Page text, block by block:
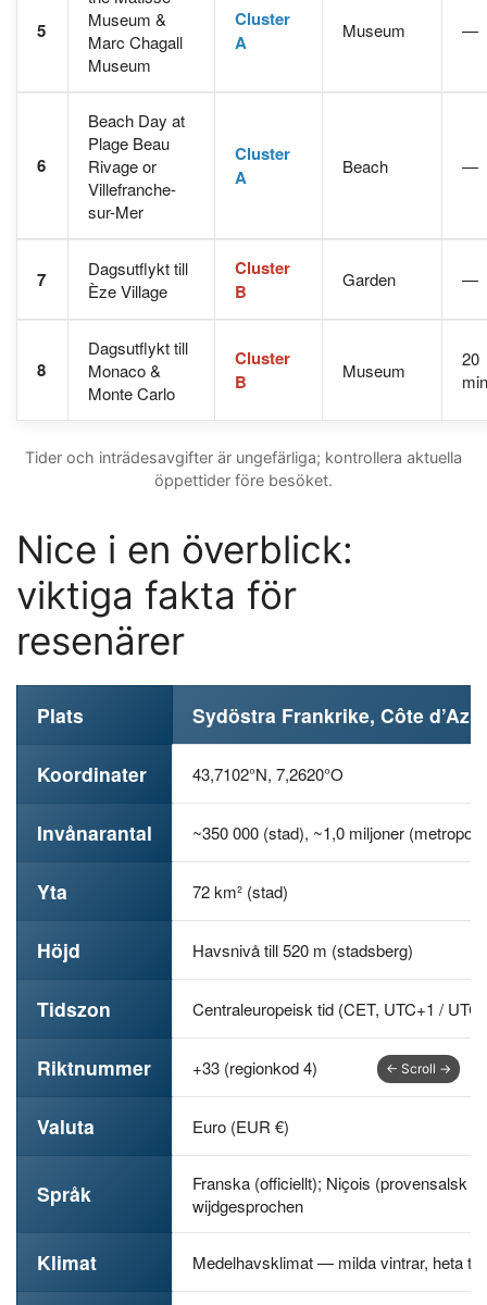
5
Museum &
Marc Chagall
Museum
Cluster
A
Museum —
6
Beach Day at
Plage Beau
Rivage or
Villefranche-
sur-Mer
Cluster
A
Beach —
7
Dagsutflykt till
Èze Village
Cluster
B
Garden —
8
Dagsutflykt till
Monaco &
Monte Carlo
Cluster
B
Museum
20
min
Tider och inträdesavgifter är ungefärliga; kontrollera aktuella
öppettider före besöket.
Nice i en överblick:
viktiga fakta för
resenärer
Plats Sydöstra Frankrike, Côte
Koordinater 43,7102°N, 7,2620°O
Invånarantal ~350 000 (stad), ~1,0 miljoner (metropol)
Yta 72 km² (stad)
Höjd Havsnivå till 520 m (stadsberg)
Tidszon Centraleuropeisk tid (CET, UTC+1 /
Riktnummer +33 (regionkod 4)
Valuta Euro (EUR €)
Språk
Franska (officiellt); Niçois (provensalsk
wijdgesprochen
Klimat Medelhavsklimat — milda vintrar, heta